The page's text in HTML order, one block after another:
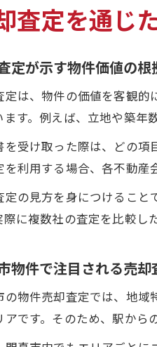
査定を通じ
定が示す物件価値の
定は、物件の価値を客観的
ます。例えば、立地や築年
を受け取った際は、どの項
を利用する場合、各不動産
定の見方を身につけるこ
際に複数社の査定を比較し
物件で注目される売却
の物件売却査定では、地
アです。そのため、駅から